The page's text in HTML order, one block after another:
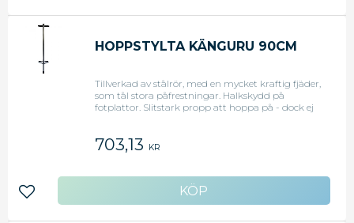
HOPPSTYLTA KÄNGURU 90CM
Tillverkad av stålrör, med en mycket kraftig fjäder,
som tål stora påfrestningar. Halkskydd på
fotplattor. Slitstark propp att hoppa på - dock ej
703,13 KR
Lägg till i favoriter